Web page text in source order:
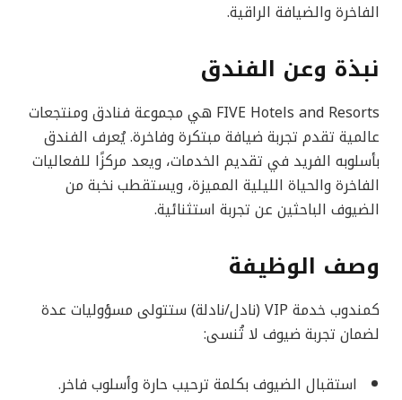
الفاخرة والضيافة الراقية.
نبذة وعن الفندق
FIVE Hotels and Resorts هي مجموعة فنادق ومنتجعات
عالمية تقدم تجربة ضيافة مبتكرة وفاخرة. يُعرف الفندق
بأسلوبه الفريد في تقديم الخدمات، ويعد مركزًا للفعاليات
الفاخرة والحياة الليلية المميزة، ويستقطب نخبة من
الضيوف الباحثين عن تجربة استثنائية.
وصف الوظيفة
كمندوب خدمة VIP (نادل/نادلة) ستتولى مسؤوليات عدة
لضمان تجربة ضيوف لا تُنسى:
استقبال الضيوف بكلمة ترحيب حارة وأسلوب فاخر.